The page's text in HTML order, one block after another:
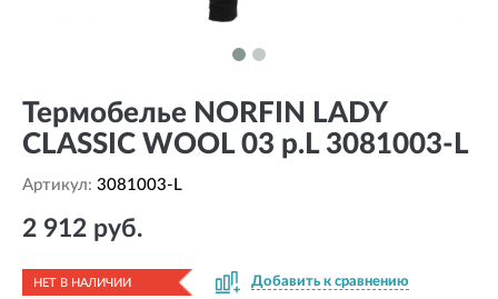
Термобелье NORFIN LADY
CLASSIC WOOL 03 р.L 3081003-L
Артикул: 3081003-L
2 912 руб.
НЕТ В НАЛИЧИИ Добавить к сравнению